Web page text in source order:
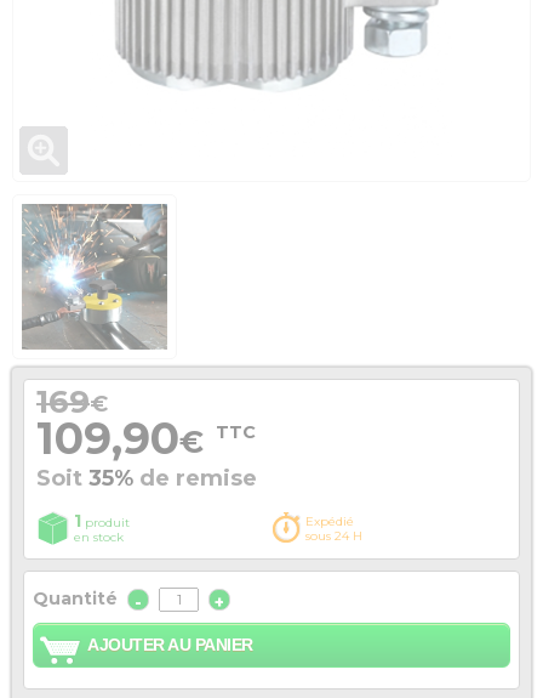
169€
109,90€ TTC
Soit 35% de remise
1 produit
en stock
Expédié
sous 24 H
Quantité - +
AJOUTER AU PANIER